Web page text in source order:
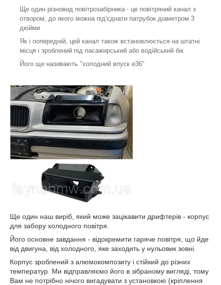
Ще один різновид повітрозабірника - це повітряний канал з
отвором, до якого можна під'єднати патрубок діаметром 3
дюйми
Як і попередній, цей канал також встановлюється на штатні
місця і зроблений під пасажирський або водійський бік
Його ще називають "холодний впуск е36"
Ще один наш виріб, який може зацікавити дрифтерів - корпус
для забору холодного повітря.
Його основне завдання - відокремити гаряче повітря, що йде
від двигуна, від холодного, яке заходить у нульовик зовні.
Корпус зроблений з алюмокомпозиту і стійкий до різних
температур. Ми відправляємо його в зібраному вигляді, тому
Вам не потрібно нічого вигадувати з установкою (кріплення